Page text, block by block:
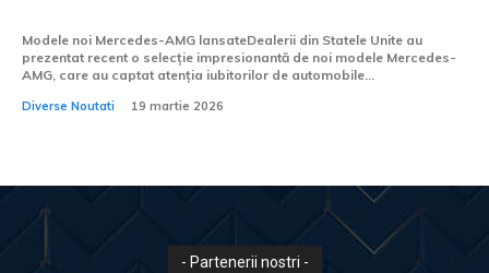
Modele noi Mercedes-AMG lansateDealerii din Statele Unite au
prezentat recent o selecție impresionantă de noi modele Mercedes-
AMG, care au captat atenția iubitorilor de automobile...
Diverse Noutati 19 martie 2026
- Partenerii nostri -